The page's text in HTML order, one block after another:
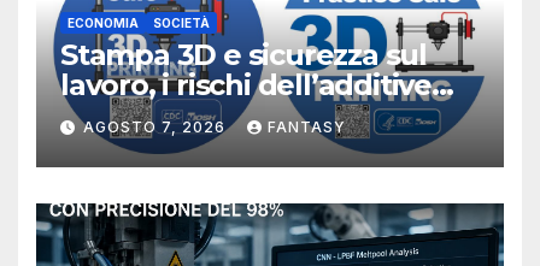
ECONOMIA SOCIETÀ
Stampa 3D e sicurezza sul
lavoro, i rischi dell’additive
manufacturing secondo
NIOSH
AGOSTO 7, 2026 FANTASY